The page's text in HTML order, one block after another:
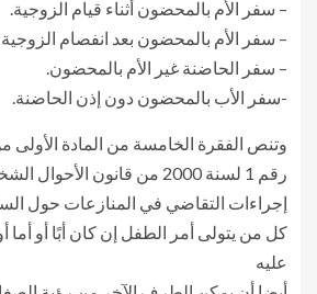
– سفر الأم بالمحضون أثناء قيام الزوجية.
– سفر الأم بالمحضون بعد انفصام الزوجية
– سفر الحاضنة غير الأم بالمحضون.
-سفر الأب بالمحضون دون إذن الحاضنة.
وتنص الفقرة الخامسة من المادة الأولى
رقم 1 لسنة 2000 من قانون
إجراءات التقاضي في المنازعات حول
كل من يتولى أمر الطفل إن كان أبًا أو أما
عليه